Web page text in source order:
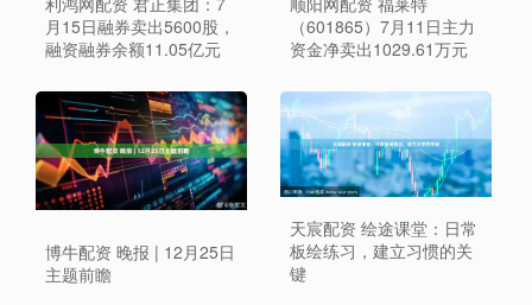
月15日融券卖出5600股，
融资融券余额11.05亿元
（601865）7月11日主力
资金净卖出1029.61万元
博牛配资 晚报 | 12月25日
主题前瞻
天宸配资 绘途课堂：日常
板绘练习，建立习惯的关
键